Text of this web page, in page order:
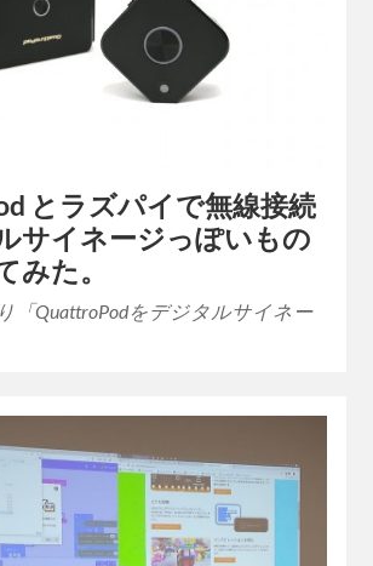
とラズパイで無線接続
サイネージっぽいもの
みた。
「QuattroPodをデジタルサイネー